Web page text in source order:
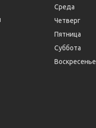
Среда
Четверг
Пятница
Суббота
Воскресенье